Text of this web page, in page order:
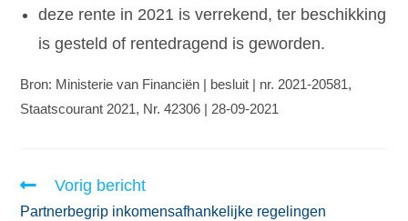
deze rente in 2021 is verrekend, ter beschikking
is gesteld of rentedragend is geworden.
Bron: Ministerie van Financiën | besluit | nr. 2021-20581,
Staatscourant 2021, Nr. 42306 | 28-09-2021
Vorig bericht
Partnerbegrip inkomensafhankelijke regelingen